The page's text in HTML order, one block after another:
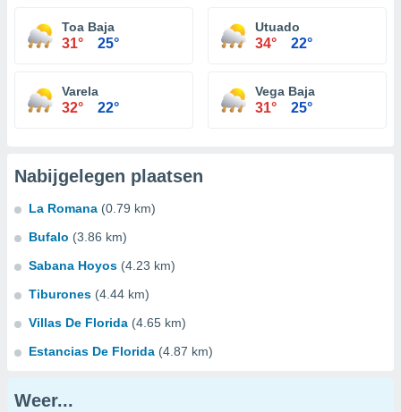
Toa Baja
31° 25°
Utuado
34° 22°
Varela
32° 22°
Vega Baja
31° 25°
Nabijgelegen plaatsen
La Romana (0.79 km)
Bufalo (3.86 km)
Sabana Hoyos (4.23 km)
Tiburones (4.44 km)
Villas De Florida (4.65 km)
Estancias De Florida (4.87 km)
Weer...